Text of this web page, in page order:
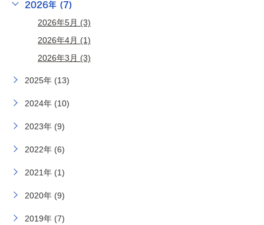
2026年 (7)
2026年5月 (3)
2026年4月 (1)
2026年3月 (3)
2025年 (13)
2024年 (10)
2023年 (9)
2022年 (6)
2021年 (1)
2020年 (9)
2019年 (7)